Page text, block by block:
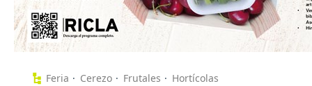
Feria Cerezo Frutales
Hortícolas